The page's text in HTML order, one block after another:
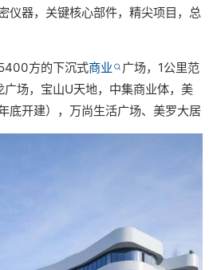
仪器，关键核心部件，精尖项目，总
方的下沉式商业
广场，1公里范
场，宝山U天地，中集商业体，美
底开建），万尚生活广场、美罗大居